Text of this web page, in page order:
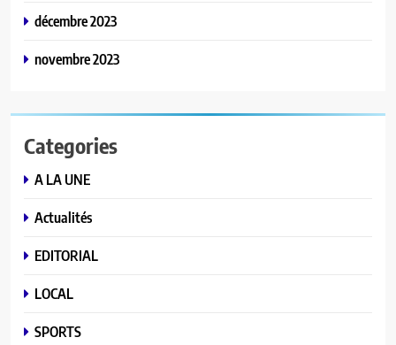
décembre 2023
novembre 2023
Categories
A LA UNE
Actualités
EDITORIAL
LOCAL
SPORTS